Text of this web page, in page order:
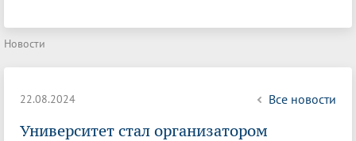
Новости
22.08.2024 Все новости
Университет стал организатором